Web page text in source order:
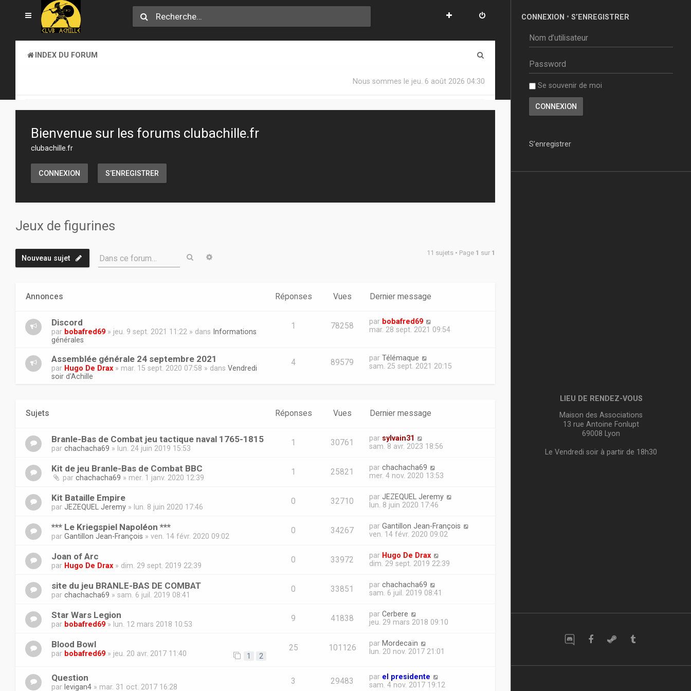
INDEX DU FORUM
Nous sommes le jeu. 6 août 2026 04:30
Bienvenue sur les forums clubachille.fr
clubachille.fr
CONNEXION S’ENREGISTRER
Jeux de figurines
Nouveau sujet Dans ce forum… Rechercher 11 sujets • Page 1 sur 1
Annonces Réponses Vues Dernier message
Discord
par bobafred69 » jeu. 9 sept. 2021 11:22 » dans Informations
générales
1 78258 par bobafred69
mar. 28 sept. 2021 09:54
Assemblée générale 24 septembre 2021
par Hugo De Drax » mar. 15 sept. 2020 07:58 » dans Vendredi
soir d'Achille
4 89579 par Télémaque
sam. 25 sept. 2021 20:15
Sujets Réponses Vues Dernier message
Branle-Bas de Combat jeu tactique naval 1765-1815
par chachacha69 » lun. 24 juin 2019 15:53
1 30761 par sylvain31
sam. 8 avr. 2023 18:56
Kit de jeu Branle-Bas de Combat BBC
par chachacha69 » mer. 1 janv. 2020 12:39
1 25821 par chachacha69
mer. 4 nov. 2020 13:53
Kit Bataille Empire
par JEZEQUEL Jeremy » lun. 8 juin 2020 17:46
0 32710 par JEZEQUEL Jeremy
lun. 8 juin 2020 17:46
*** Le Kriegspiel Napoléon ***
par Gantillon Jean-François » ven. 14 févr. 2020 09:02
0 34267 par Gantillon Jean-François
ven. 14 févr. 2020 09:02
Joan of Arc
par Hugo De Drax » dim. 29 sept. 2019 22:39
0 33972 par Hugo De Drax
dim. 29 sept. 2019 22:39
site du jeu BRANLE-BAS DE COMBAT
par chachacha69 » sam. 6 juil. 2019 08:41
0 33851 par chachacha69
sam. 6 juil. 2019 08:41
Star Wars Legion
par bobafred69 » lun. 12 mars 2018 10:53
9 41838 par Cerbere
jeu. 29 mars 2018 09:10
Blood Bowl
par bobafred69 » jeu. 20 avr. 2017 11:40 1 2
25 101126 par Mordecaïn
lun. 20 nov. 2017 21:01
Question
par levigan4 » mar. 31 oct. 2017 16:28
3 29483 par el presidente
sam. 4 nov. 2017 19:12
CONNEXION • S’ENREGISTRER
Se souvenir de moi
S’enregistrer
LIEU DE RENDEZ-VOUS
Maison des Associations
13 rue Antoine Fonlupt
69008 Lyon
Le Vendredi soir à partir de 18h30